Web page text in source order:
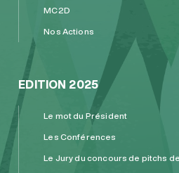
MC2D
Nos Actions
EDITION 2025
Le mot du Président
Les Conférences
Le Jury du concours de pitchs